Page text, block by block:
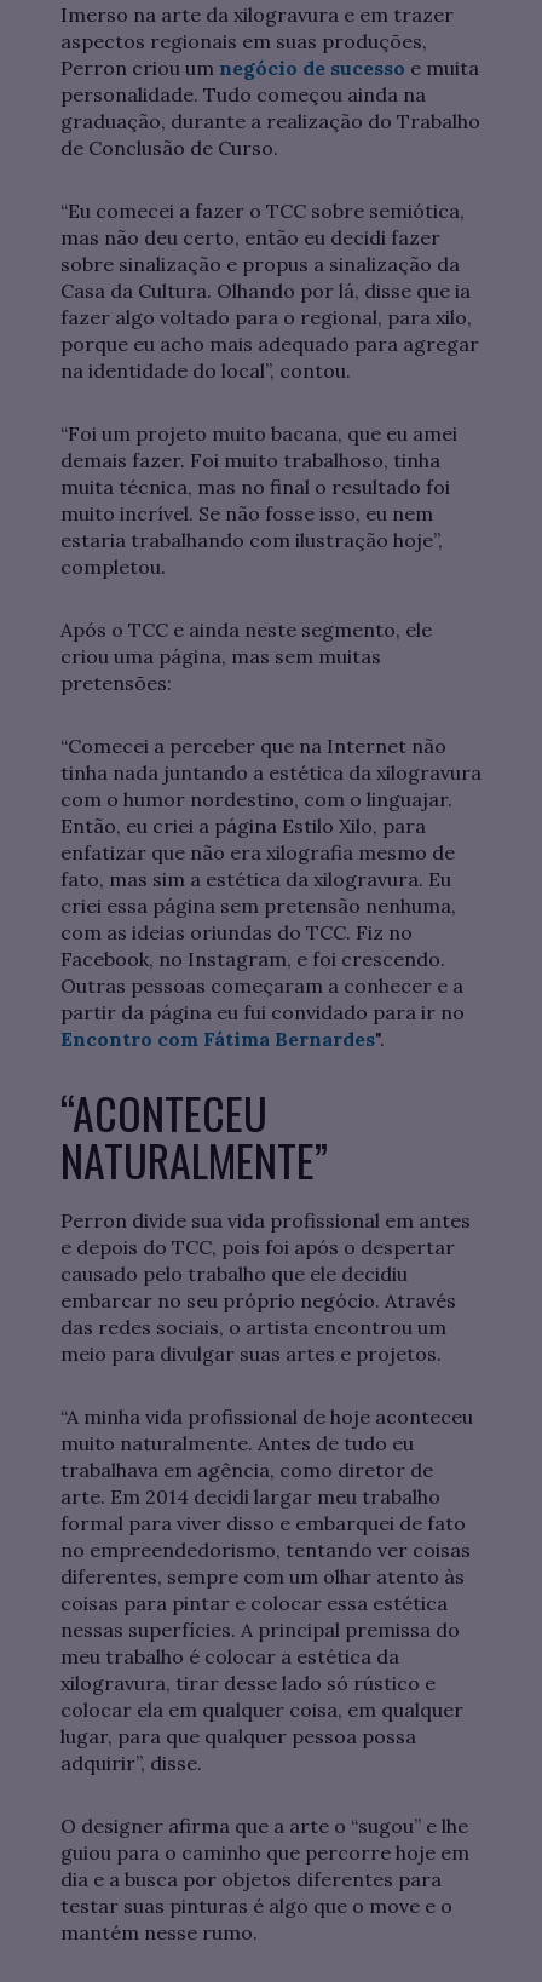
Imerso na arte da xilogravura e em trazer
aspectos regionais em suas produções,
Perron criou um negócio de sucesso e muita
personalidade. Tudo começou ainda na
graduação, durante a realização do Trabalho
de Conclusão de Curso.
“Eu comecei a fazer o TCC sobre semiótica,
mas não deu certo, então eu decidi fazer
sobre sinalização e propus a sinalização da
Casa da Cultura. Olhando por lá, disse que ia
fazer algo voltado para o regional, para xilo,
porque eu acho mais adequado para agregar
na identidade do local”, contou.
“Foi um projeto muito bacana, que eu amei
demais fazer. Foi muito trabalhoso, tinha
muita técnica, mas no final o resultado foi
muito incrível. Se não fosse isso, eu nem
estaria trabalhando com ilustração hoje”,
completou.
Após o TCC e ainda neste segmento, ele
criou uma página, mas sem muitas
pretensões:
“Comecei a perceber que na Internet não
tinha nada juntando a estética da xilogravura
com o humor nordestino, com o linguajar.
Então, eu criei a página Estilo Xilo, para
enfatizar que não era xilografia mesmo de
fato, mas sim a estética da xilogravura. Eu
criei essa página sem pretensão nenhuma,
com as ideias oriundas do TCC. Fiz no
Facebook, no Instagram, e foi crescendo.
Outras pessoas começaram a conhecer e a
partir da página eu fui convidado para ir no
Encontro com Fátima Bernardes".
“ACONTECEU
NATURALMENTE”
Perron divide sua vida profissional em antes
e depois do TCC, pois foi após o despertar
causado pelo trabalho que ele decidiu
embarcar no seu próprio negócio. Através
das redes sociais, o artista encontrou um
meio para divulgar suas artes e projetos.
“A minha vida profissional de hoje aconteceu
muito naturalmente. Antes de tudo eu
trabalhava em agência, como diretor de
arte. Em 2014 decidi largar meu trabalho
formal para viver disso e embarquei de fato
no empreendedorismo, tentando ver coisas
diferentes, sempre com um olhar atento às
coisas para pintar e colocar essa estética
nessas superfícies. A principal premissa do
meu trabalho é colocar a estética da
xilogravura, tirar desse lado só rústico e
colocar ela em qualquer coisa, em qualquer
lugar, para que qualquer pessoa possa
adquirir”, disse.
O designer afirma que a arte o “sugou” e lhe
guiou para o caminho que percorre hoje em
dia e a busca por objetos diferentes para
testar suas pinturas é algo que o move e o
mantém nesse rumo.